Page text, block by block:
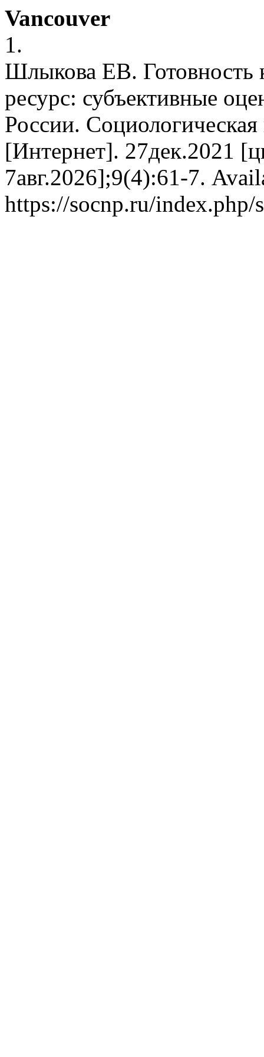
Vancouver
1.
Шлыкова ЕВ. Готовность
ресурс: субъективные
России. Социологическая
[Интернет]. 27дек.2021
7авг.2026];9(4):61-7.
https://socnp.ru/